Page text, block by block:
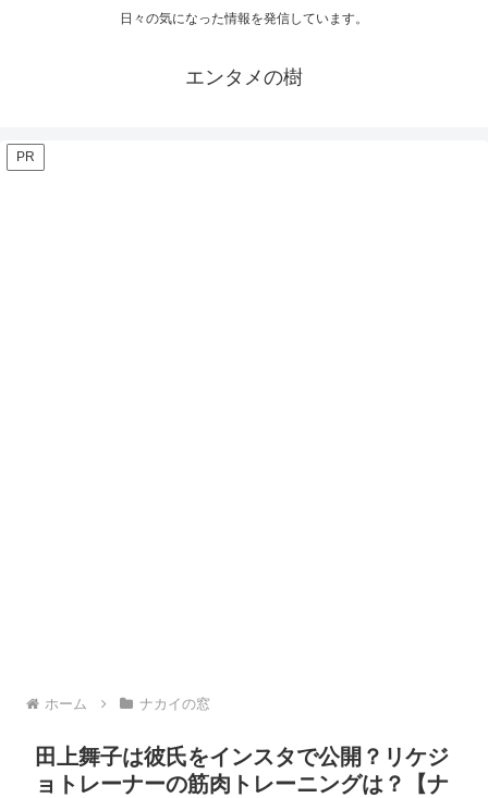
日々の気になった情報を発信しています。
エンタメの樹
PR
ホーム ナカイの窓
田上舞子は彼氏をインスタで公開？リケジ
ョトレーナーの筋肉トレーニングは？【ナ